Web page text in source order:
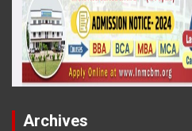
Archives